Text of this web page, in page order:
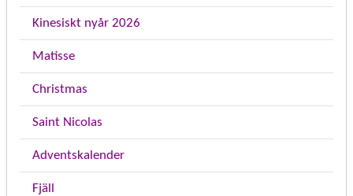
Kinesiskt nyår 2026
Matisse
Christmas
Saint Nicolas
Adventskalender
Fjäll